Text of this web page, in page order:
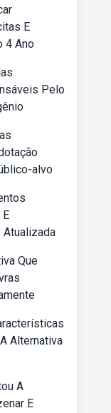
E
4 Ano
Pelo
alvo
Atualizada
Que
Alternativa
A
E